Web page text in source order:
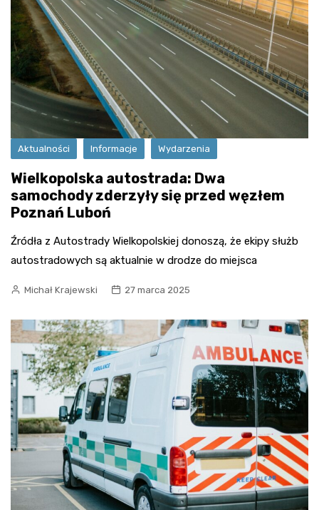
Aktualności Informacje Wydarzenia
Wielkopolska autostrada: Dwa
samochody zderzyły się przed węzłem
Poznań Luboń
Źródła z Autostrady Wielkopolskiej donoszą, że ekipy służb
autostradowych są aktualnie w drodze do miejsca
Michał Krajewski 27 marca 2025